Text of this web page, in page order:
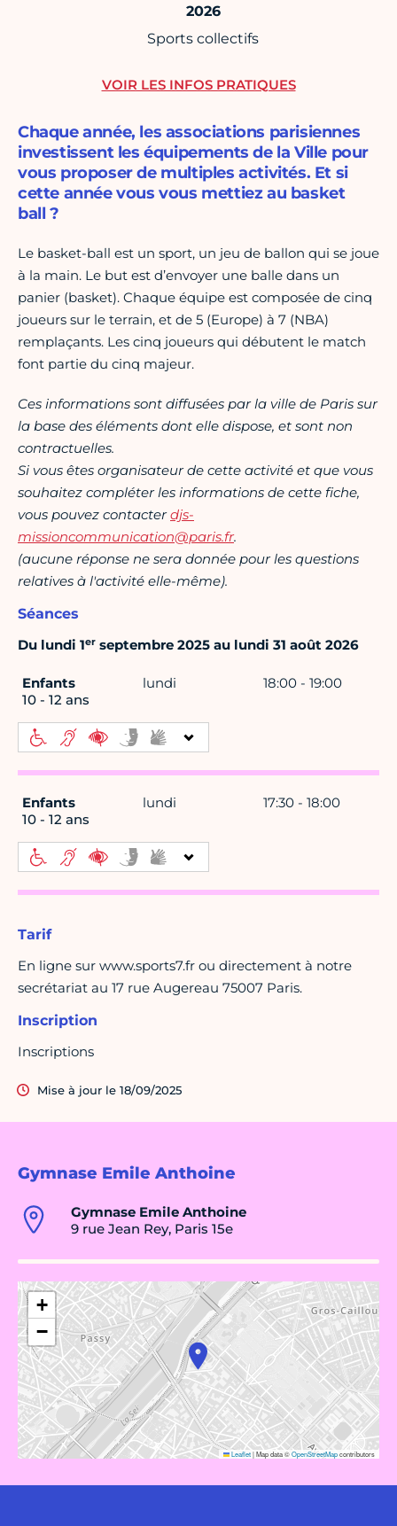
2026
Sports collectifs
Gymnase Emile Anthoine
Gymnase Emile Anthoine
9 rue Jean Rey, Paris 15e
+
−
Leaflet|Map data ©OpenStreetMapcontributors
Chaque année, les associations parisiennes
investissent les équipements de la Ville pour
vous proposer de multiples activités. Et si
cette année vous vous mettiez au basket
ball ?
Le basket-ball est un sport, un jeu de ballon qui se joue
à la main. Le but est d’envoyer une balle dans un
panier (basket). Chaque équipe est composée de cinq
joueurs sur le terrain, et de 5 (Europe) à 7 (NBA)
remplaçants. Les cinq joueurs qui débutent le match
font partie du cinq majeur.
Ces informations sont diffusées par la ville de Paris sur
la base des éléments dont elle dispose, et sont non
contractuelles.
Si vous êtes organisateur de cette activité et que vous
souhaitez compléter les informations de cette fiche,
vous pouvez contacterdjs-
missioncommunication@paris.fr.
(aucune réponse ne sera donnée pour les questions
relatives à l'activité elle-même).
Séances
Du lundi 1er septembre 2025 au lundi 31 août 2026
Enfants
10 - 12 ans
lundi 18:00 - 19:00
Enfants
10 - 12 ans
lundi 17:30 - 18:00
Tarif
En ligne sur www.sports7.fr ou directement à notre
secrétariat au 17 rue Augereau 75007 Paris.
Inscription
Inscriptions
Mise à jour le 18/09/2025
VOIR LES INFOS PRATIQUES